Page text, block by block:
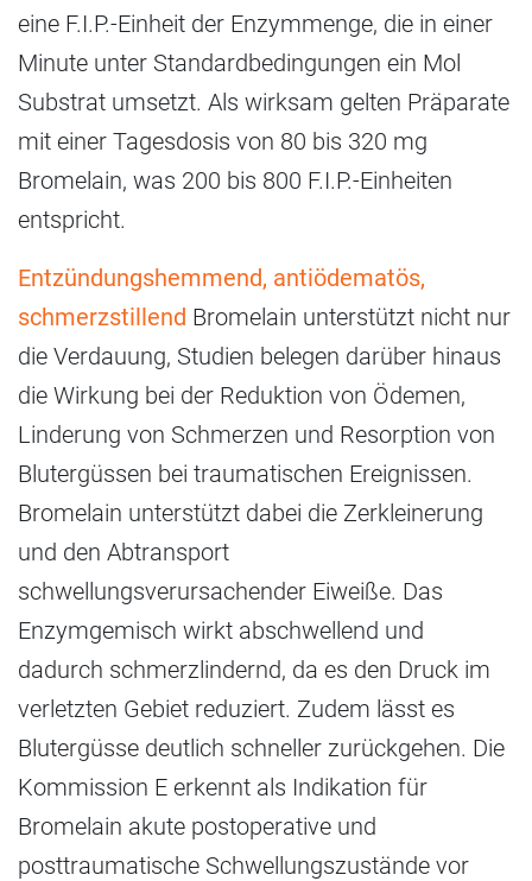
eine F.I.P.-Einheit der Enzymmenge, die in einer
Minute unter Standardbedingungen ein Mol
Substrat umsetzt. Als wirksam gelten Präparate
mit einer Tagesdosis von 80 bis 320 mg
Bromelain, was 200 bis 800 F.I.P.-Einheiten
entspricht.
Entzündungshemmend, antiödematös,
schmerzstillend Bromelain unterstützt nicht nur
die Verdauung, Studien belegen darüber hinaus
die Wirkung bei der Reduktion von Ödemen,
Linderung von Schmerzen und Resorption von
Blutergüssen bei traumatischen Ereignissen.
Bromelain unterstützt dabei die Zerkleinerung
und den Abtransport
schwellungsverursachender Eiweiße. Das
Enzymgemisch wirkt abschwellend und
dadurch schmerzlindernd, da es den Druck im
verletzten Gebiet reduziert. Zudem lässt es
Blutergüsse deutlich schneller zurückgehen. Die
Kommission E erkennt als Indikation für
Bromelain akute postoperative und
posttraumatische Schwellungszustände vor